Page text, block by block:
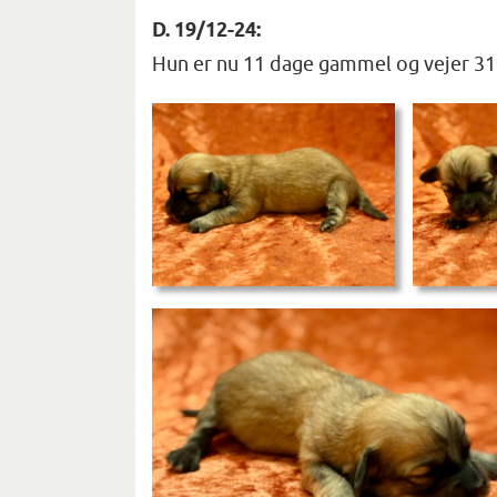
D. 19/12-24:
Hun er nu 11 dage gammel og vejer